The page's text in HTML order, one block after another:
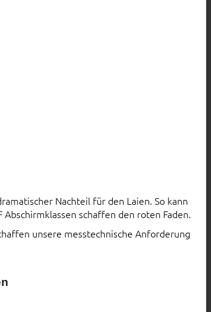
Nachteil für den Laien. So kann
schaffen den roten Faden.
unsere messtechnische Anforderung